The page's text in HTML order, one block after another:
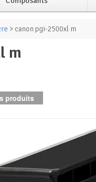
PC
Notebook
> canon pgi-2500xl m
m
produits